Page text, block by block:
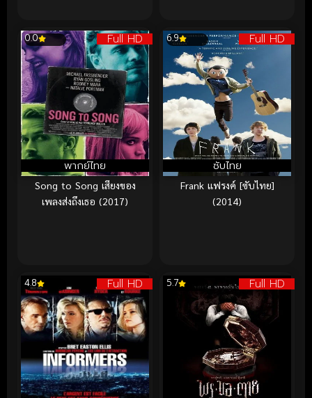
Full HD
พากย์ไทย
0.0
Song to Song เสียงของ
เพลงส่งถึงเธอ (2017)
Full HD
ซับไทย
6.9
Frank แฟรงค์ [ซับไทย]
(2014)
Full HD
4.8 Full HD
5.7